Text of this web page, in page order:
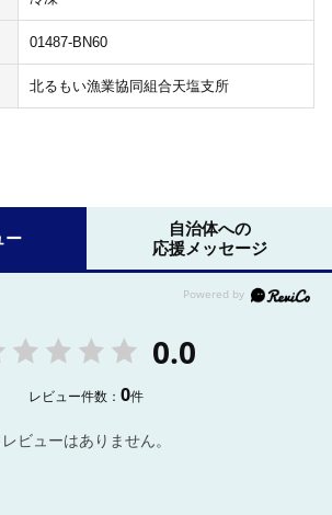
01487-BN60
北るもい漁業協同組合天塩支所
ー
自治体への
応援メッセージ
0.0
レビュー件数：0件
レビューはありません。